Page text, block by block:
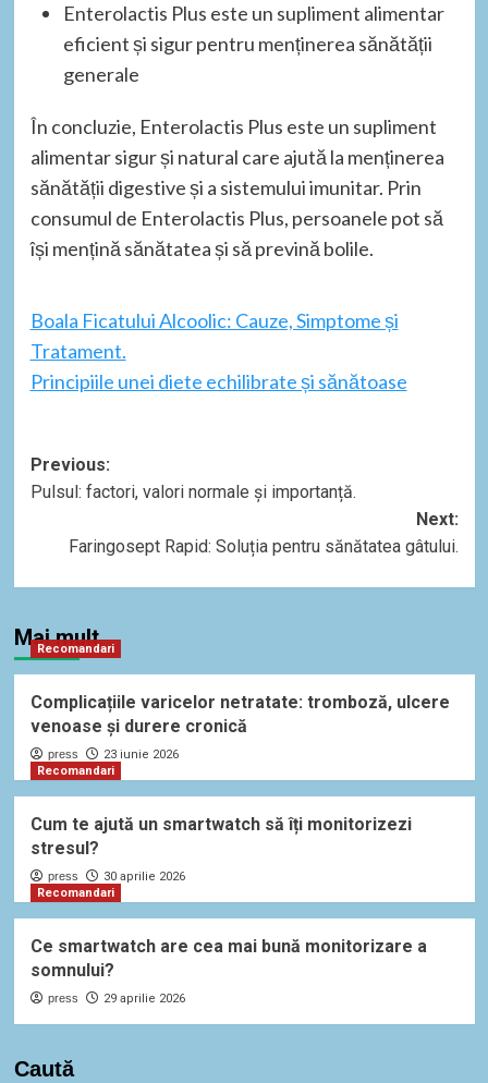
Enterolactis Plus este un supliment alimentar
eficient și sigur pentru menținerea sănătății
generale
În concluzie, Enterolactis Plus este un supliment
alimentar sigur și natural care ajută la menținerea
sănătății digestive și a sistemului imunitar. Prin
consumul de Enterolactis Plus, persoanele pot să
își mențină sănătatea și să prevină bolile.
Boala Ficatului Alcoolic: Cauze, Simptome și
Tratament.
Principiile unei diete echilibrate și sănătoase
Post
navigation
Previous:
Pulsul: factori, valori normale și importanță.
Next:
Faringosept Rapid: Soluția pentru sănătatea gâtului.
Mai mult
Recomandari
Complicațiile varicelor netratate: tromboză, ulcere
venoase și durere cronică
press
23 iunie 2026
Recomandari
Cum te ajută un smartwatch să îți monitorizezi
stresul?
press
30 aprilie 2026
Recomandari
Ce smartwatch are cea mai bună monitorizare a
somnului?
press 29 aprilie 2026
Caută